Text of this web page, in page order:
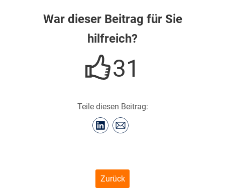
War dieser Beitrag für Sie
hilfreich?
31
Teile diesen Beitrag:
Zurück